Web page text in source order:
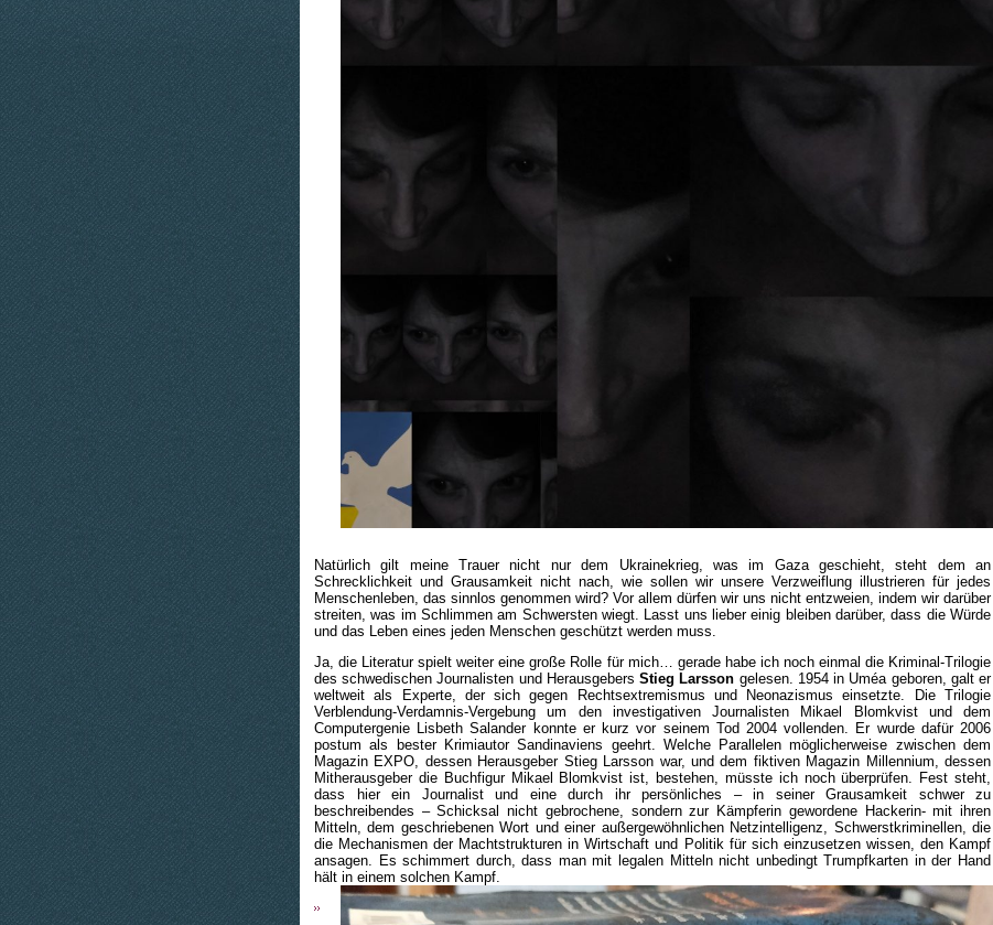
Natürlich gilt meine Trauer nicht nur dem Ukrainekrieg, was im Gaza geschieht, steht dem an
Schrecklichkeit und Grausamkeit nicht nach, wie sollen wir unsere Verzweiflung illustrieren für jedes
Menschenleben, das sinnlos genommen wird? Vor allem dürfen wir uns nicht entzweien, indem wir darüber
streiten, was im Schlimmen am Schwersten wiegt. Lasst uns lieber einig bleiben darüber, dass die Würde
und das Leben eines jeden Menschen geschützt werden muss.
Ja, die Literatur spielt weiter eine große Rolle für mich… gerade habe ich noch einmal die Kriminal-Trilogie
des schwedischen Journalisten und HerausgebersStieg Larsson gelesen. 1954 in Uméa geboren, galt er
weltweit als Experte, der sich gegen Rechtsextremismus und Neonazismus einsetzte. Die Trilogie
Verblendung-Verdamnis-Vergebung um den investigativen Journalisten Mikael Blomkvist und dem
Computergenie Lisbeth Salander konnte er kurz vor seinem Tod 2004 vollenden. Er wurde dafür 2006
postum als bester Krimiautor Sandinaviens geehrt. Welche Parallelen möglicherweise zwischen dem
Magazin EXPO, dessen Herausgeber Stieg Larsson war, und dem fiktiven Magazin Millennium, dessen
Mitherausgeber die Buchfigur Mikael Blomkvist ist, bestehen, müsste ich noch überprüfen. Fest steht,
dass hier ein Journalist und eine durch ihr persönliches – in seiner Grausamkeit schwer zu
beschreibendes – Schicksal nicht gebrochene, sondern zur Kämpferin gewordene Hackerin- mit ihren
Mitteln, dem geschriebenen Wort und einer außergewöhnlichen Netzintelligenz, Schwerstkriminellen, die
die Mechanismen der Machtstrukturen in Wirtschaft und Politik für sich einzusetzen wissen, den Kampf
ansagen. Es schimmert durch, dass man mit legalen Mitteln nicht unbedingt Trumpfkarten in der Hand
hält in einem solchen Kampf.